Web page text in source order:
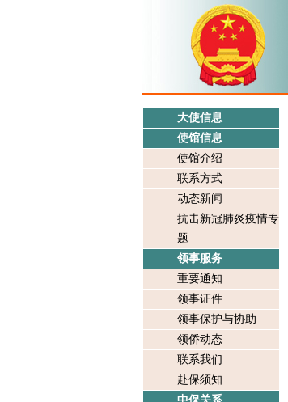
大使信息
使馆信息
使馆介绍
联系方式
动态新闻
抗击新冠肺炎疫情专
题
领事服务
重要通知
领事证件
领事保护与协助
领侨动态
联系我们
赴保须知